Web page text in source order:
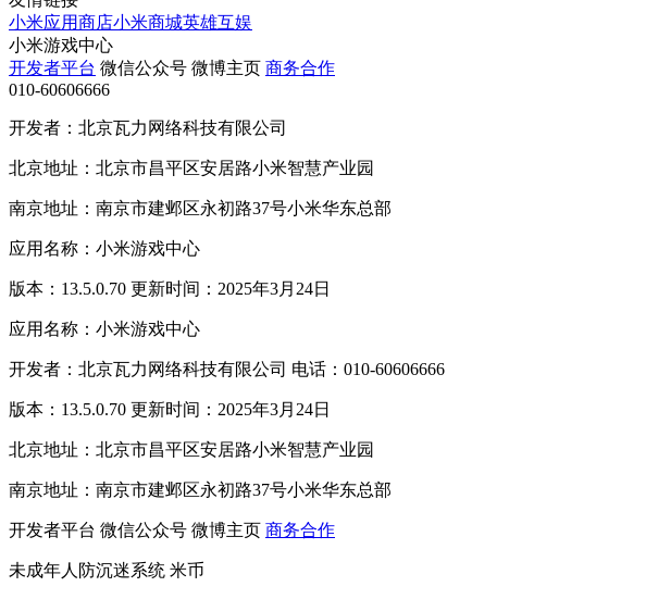
小米应用商店小米商城英雄互娱
小米游戏中心
开发者平台 微信公众号 微博主页 商务合作
010-60606666
开发者：北京瓦力网络科技有限公司
北京地址：北京市昌平区安居路小米智慧产业园
南京地址：南京市建邺区永初路37号小米华东总部
应用名称：小米游戏中心
版本：13.5.0.70 更新时间：2025年3月24日
应用名称：小米游戏中心
开发者：北京瓦力网络科技有限公司 电话：010-60606666
版本：13.5.0.70 更新时间：2025年3月24日
北京地址：北京市昌平区安居路小米智慧产业园
南京地址：南京市建邺区永初路37号小米华东总部
开发者平台 微信公众号 微博主页 商务合作
未成年人防沉迷系统 米币